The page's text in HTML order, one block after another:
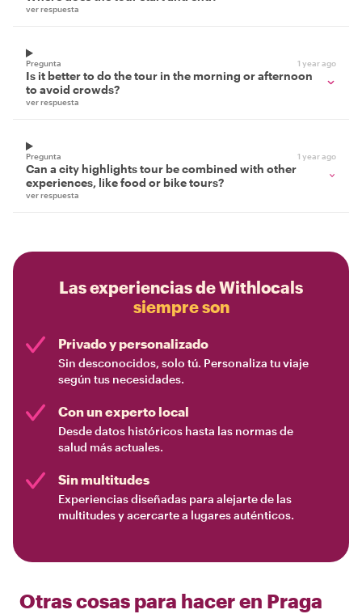
ver respuesta
Pregunta 1 year ago
Is it better to do the tour in the morning or afternoon
to avoid crowds?
ver respuesta
Pregunta 1 year ago
Can a city highlights tour be combined with other
experiences, like food or bike tours?
ver respuesta
Las experiencias de Withlocals
siempre son
Privado y personalizado
Sin desconocidos, solo tú. Personaliza tu viaje
según tus necesidades.
Con un experto local
Desde datos históricos hasta las normas de
salud más actuales.
Sin multitudes
Experiencias diseñadas para alejarte de las
multitudes y acercarte a lugares auténticos.
Otras cosas para hacer en Praga